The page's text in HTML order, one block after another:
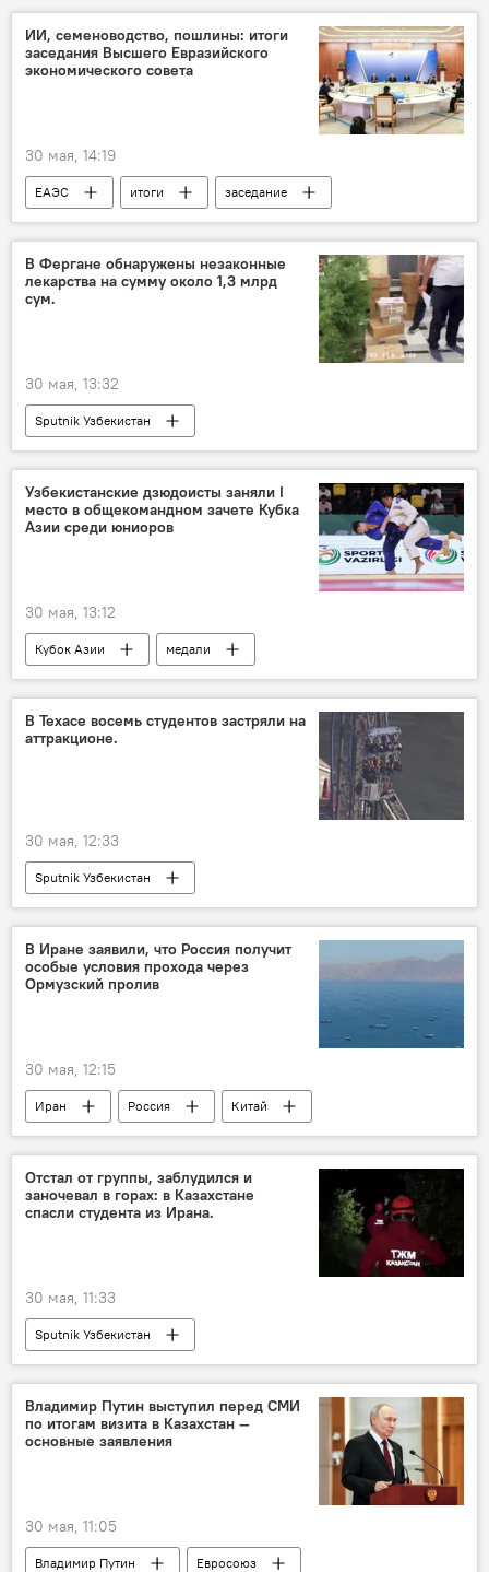
ИИ, семеноводство, пошлины: итоги
заседания Высшего Евразийского
экономического совета
30 мая, 14:19
ЕАЭС итоги
заседание
ЕЭК
подписание документов
Астана
В Фергане обнаружены незаконные
лекарства на сумму около 1,3 млрд
сум.
30 мая, 13:32
Sputnik Узбекистан
Узбекистанские дзюдоисты заняли I
место в общекомандном зачете Кубка
Азии среди юниоров
30 мая, 13:12
Кубок Азии
медали
золотая медаль
серебро
бронза
спортивные соревнования
молодежь
юниоры
В Техасе восемь студентов застряли на
аттракционе.
30 мая, 12:33
Sputnik Узбекистан
В Иране заявили, что Россия получит
особые условия прохода через
Ормузский пролив
30 мая, 12:15
Иран Россия
Китай
Нефть
Ормузский пролив
Отстал от группы, заблудился и
заночевал в горах: в Казахстане
спасли студента из Ирана.
30 мая, 11:33
Sputnik Узбекистан
Владимир Путин выступил перед СМИ
по итогам визита в Казахстан —
основные заявления
30 мая, 11:05
Владимир Путин
Евросоюз